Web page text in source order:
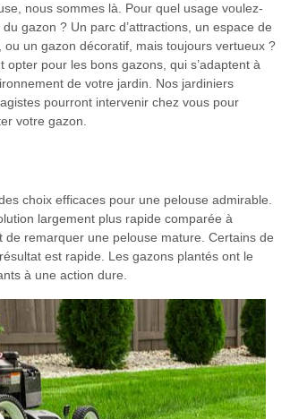
nous sommes là. Pour quel usage voulez-
du gazon ? Un parc d’attractions, un espace de
ou un gazon décoratif, mais toujours vertueux ?
opter pour les bons gazons, qui s’adaptent à
de votre jardin. Nos jardiniers
pourront intervenir chez vous pour
votre gazon.
choix efficaces pour une pelouse admirable.
largement plus rapide comparée à
remarquer une pelouse mature. Certains de
est rapide. Les gazons plantés ont le
à une action dure.